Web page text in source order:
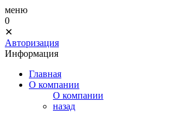
меню
0
✕
Авторизация
Информация
Главная
О компании
О компании
назад